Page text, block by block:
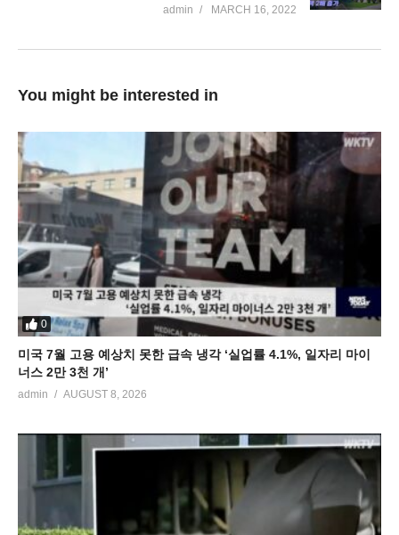
admin MARCH 16, 2022
You might be interested in
0
미국 7월 고용 예상치 못한 급속 냉각 ‘실업률 4.1%, 일자리 마이
너스 2만 3천 개’
admin AUGUST 8, 2026